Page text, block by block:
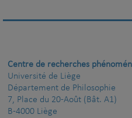
Centre de recherches
Université de Liège
Département de Philosophie
7, Place du 20-Août (Bât. A1)
B-4000 Liège